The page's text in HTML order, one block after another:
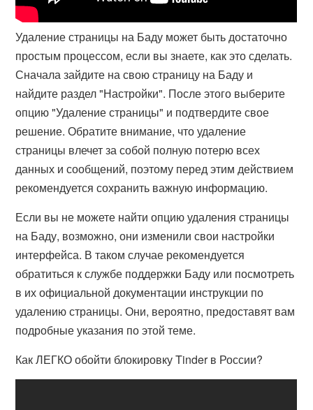
Удаление страницы на Баду может быть достаточно
простым процессом, если вы знаете, как это сделать.
Сначала зайдите на свою страницу на Баду и
найдите раздел "Настройки". После этого выберите
опцию "Удаление страницы" и подтвердите свое
решение. Обратите внимание, что удаление
страницы влечет за собой полную потерю всех
данных и сообщений, поэтому перед этим действием
рекомендуется сохранить важную информацию.
Если вы не можете найти опцию удаления страницы
на Баду, возможно, они изменили свои настройки
интерфейса. В таком случае рекомендуется
обратиться к службе поддержки Баду или посмотреть
в их официальной документации инструкции по
удалению страницы. Они, вероятно, предоставят вам
подробные указания по этой теме.
Как ЛЕГКО обойти блокировку Tinder в России?